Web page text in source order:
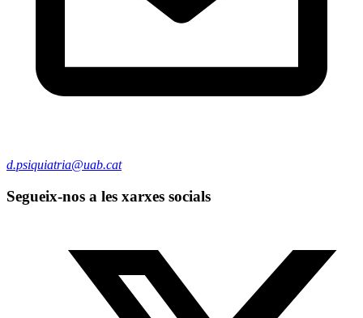
d.psiquiatria@uab.cat
Segueix-nos a les xarxes socials